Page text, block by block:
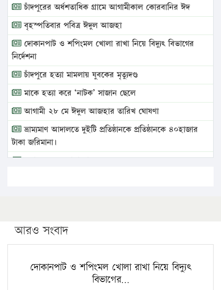
চাঁদপুরের অর্ধশতাধিক গ্রামে আগামীকাল কোরবানির ঈদ
বৃহস্পতিবার পবিত্র ঈদুল আজহা
দোকানপাট ও শপিংমল খোলা রাখা নিয়ে বিদ্যুৎ বিভাগের
নির্দেশনা
চাঁদপুরে হত্যা মামলায় যুবকের মৃত্যুদণ্ড
মাকে হত্যা করে ‘নাটক’ সাজান ছেলে
আগামী ২৮ মে ঈদুল আজহার তারিখ ঘোষণা
ভ্রাম্যমাণ আদালতে দুইটি প্রতিষ্ঠানকে প্রতিষ্ঠানকে ৪০হাজার
টাকা জরিমানা।
এবার লঞ্চের ভাড়া বাড়ল
পিএইচডি করছেন কুয়েটের কৃতি…
সারা দেশে বজ্রাঘাতে ১৪ জনের প্রাণহানি
কঠোর হচ্ছে এসএসসি ও এইচএসসি পরীক্ষা
ফরিদগঞ্জে আগুনে পুড়লো ৬ ব্যবসা প্রতিষ্ঠান
আরও সংবাদ
দোকানপাট ও শপিংমল খোলা রাখা নিয়ে বিদ্যুৎ
বিভাগের…